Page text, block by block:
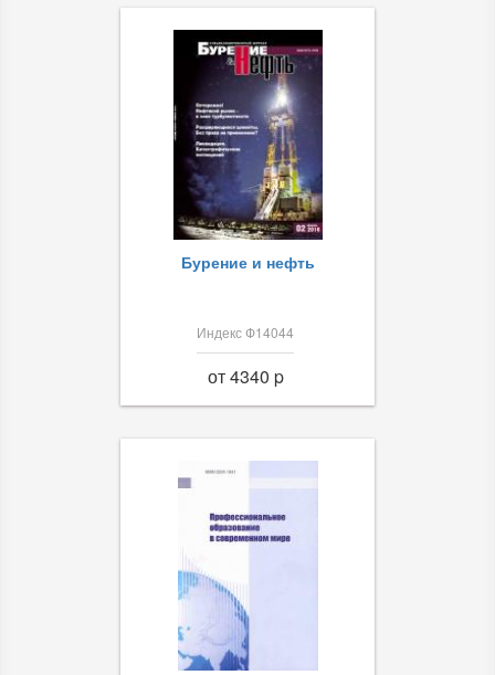
Бурение и нефть
Индекс Ф14044
от 4340 p